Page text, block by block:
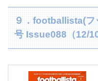
９．footballista(フ
号 Issue088（12/10